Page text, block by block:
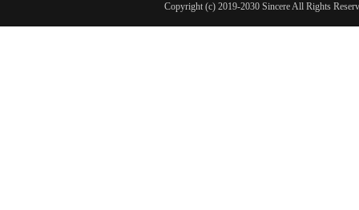
Copyright (c) 2019-2030 Sincere All Rights